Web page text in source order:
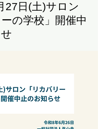
27日(土)サロン
ーの学校」開催中